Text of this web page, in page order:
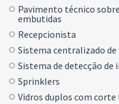
Pavimento técnico
embutidas
Recepcionista
Sistema centralizado de
Sistema de detecção de
Sprinklers
Vidros duplos com